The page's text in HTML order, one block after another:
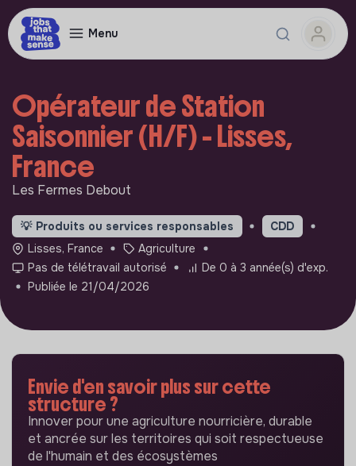
Menu
Opérateur de Station
Saisonnier (H/F) - Lisses,
France
Les Fermes Debout
💡 Produits ou services responsables
CDD
Lisses, France
Agriculture
Pas de télétravail autorisé
De 0 à 3 année(s) d'exp.
Publiée le 21/04/2026
Envie d'en savoir plus sur cette
structure ?
Innover pour une agriculture nourricière, durable
et ancrée sur les territoires qui soit respectueuse
de l'humain et des écosystèmes